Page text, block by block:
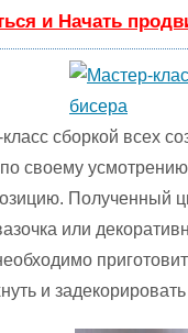
и Начать
сборкой всех
своему
Полученный
или
и